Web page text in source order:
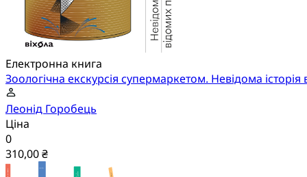
Електронна книга
Зоологічна екскурсія супермаркетом. Невідома історія
Леонід Горобець
Ціна
0
310,00 ₴